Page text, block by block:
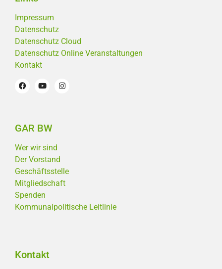
Impressum
Datenschutz
Datenschutz Cloud
Datenschutz Online Veranstaltungen
Kontakt
GAR BW
Wer wir sind
Der Vorstand
Geschäftsstelle
Mitgliedschaft
Spenden
Kommunalpolitische Leitlinie
Kontakt